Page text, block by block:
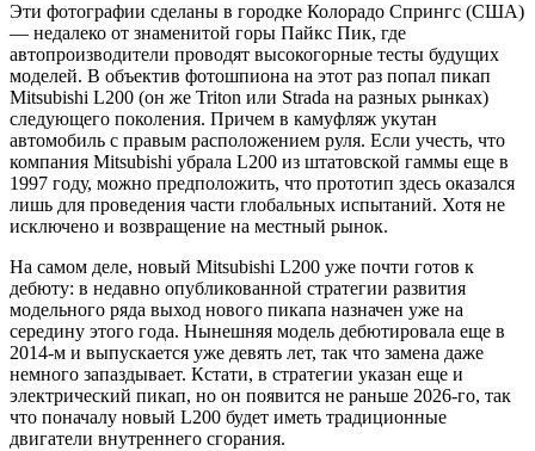
Эти фотографии сделаны в городке Колорадо Спрингс (США)
— недалеко от знаменитой горы Пайкс Пик, где
автопроизводители проводят высокогорные тесты будущих
моделей. В объектив фотошпиона на этот раз попал пикап
Mitsubishi L200 (он же Triton или Strada на разных рынках)
следующего поколения. Причем в камуфляж укутан
автомобиль с правым расположением руля. Если учесть, что
компания Mitsubishi убрала L200 из штатовской гаммы еще в
1997 году, можно предположить, что прототип здесь оказался
лишь для проведения части глобальных испытаний. Хотя не
исключено и возвращение на местный рынок.
На самом деле, новый Mitsubishi L200 уже почти готов к
дебюту: в недавно опубликованной стратегии развития
модельного ряда выход нового пикапа назначен уже на
середину этого года. Нынешняя модель дебютировала еще в
2014-м и выпускается уже девять лет, так что замена даже
немного запаздывает. Кстати, в стратегии указан еще и
электрический пикап, но он появится не раньше 2026-го, так
что поначалу новый L200 будет иметь традиционные
двигатели внутреннего сгорания.